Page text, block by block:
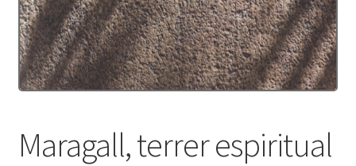
Maragall, terrer espiritual